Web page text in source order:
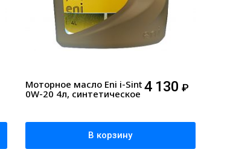
Моторное масло Eni i-Sint
0W-20 4л, синтетическое 4 130 ₽
В корзину